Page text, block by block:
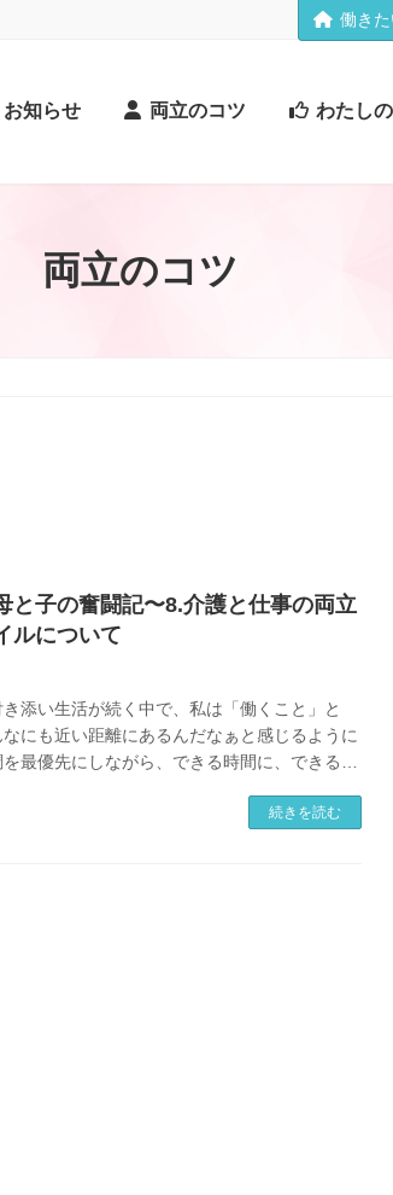
働き
お知らせ 両立のコツ わたし
両立のコツ
と子の奮闘記〜8.介護と仕事の両立
ルについて
添い生活が続く中で、私は「働くこと」と
なにも近い距離にあるんだなぁと感じるように
最優先にしながら、できる時間に、できる分
続きを読む